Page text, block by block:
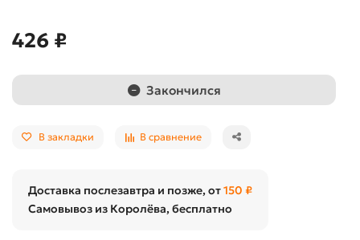
426 ₽
Закончился
В закладки В сравнение
Доставка послезавтра и позже, от150 ₽
Самовывоз из Королёва, бесплатно